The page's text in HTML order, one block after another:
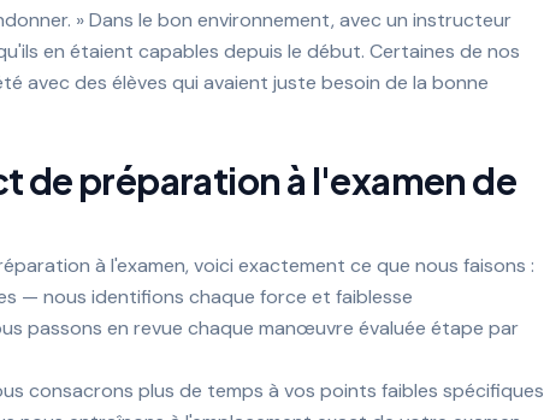
» Dans le bon environnement, avec un instructeur
en étaient capables depuis le début. Certaines de nos
avec des élèves qui avaient juste besoin de la bonne
de préparation à l'examen de
à l'examen, voici exactement ce que nous faisons :
— nous identifions chaque force et faiblesse
passons en revue chaque manœuvre évaluée étape par
consacrons plus de temps à vos points faibles spécifiques